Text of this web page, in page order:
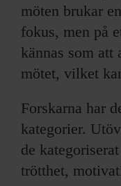
möten brukar
fokus, men på
kännas som att
mötet, vilket
Forskarna har
kategorier.
de
trötthet,